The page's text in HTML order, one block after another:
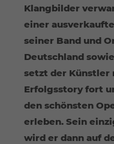
Klangbilder
einer
seiner Band und
Deutschland
setzt der Künstler
Erfolgsstory fort
den schönsten
erleben. Sein
wird er dann auf